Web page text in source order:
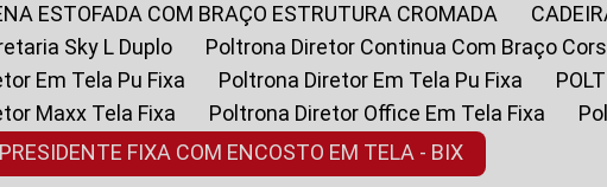
ESTOFADA COM BRAÇO ESTRUTURA CROMADA
Sky L Duplo
Poltrona Diretor Continua Com Braço
Em Tela Pu Fixa
Poltrona Diretor Em Tela Pu Fixa
Maxx Tela Fixa
Poltrona Diretor Office Em Tela Fixa
PRESIDENTE FIXA COM ENCOSTO EM TELA - BIX